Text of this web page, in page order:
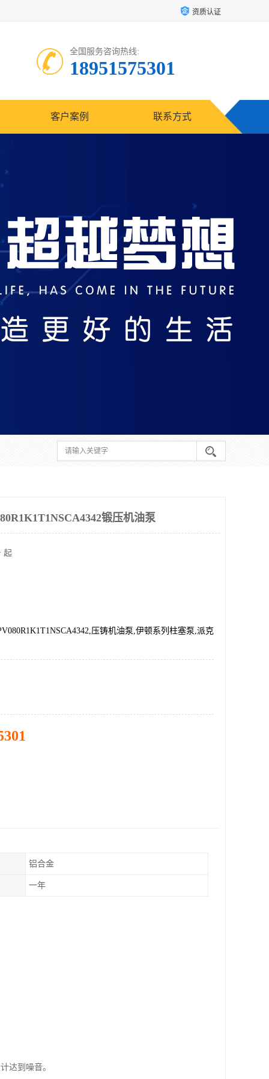
资质认证
全国服务咨询热线:
18951575301
客户案例 联系方式
锻压机油泵
起
压铸机油泵,伊顿系列柱塞泵,派克
铝合金
一年
达到噪音。